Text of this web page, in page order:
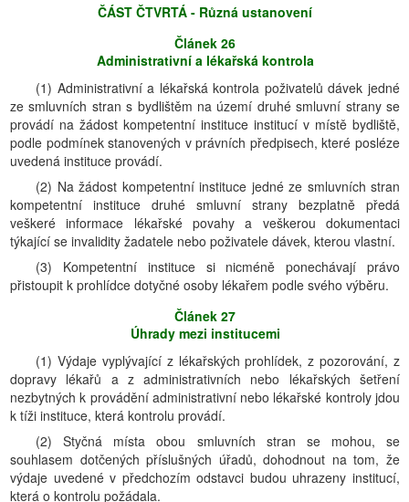
ČÁST ČTVRTÁ - Různá ustanovení
Článek 26
Administrativní a lékařská kontrola
(1) Administrativní a lékařská kontrola poživatelů dávek jedné
ze smluvních stran s bydlištěm na území druhé smluvní strany se
provádí na žádost kompetentní instituce institucí v místě bydliště,
podle podmínek stanovených v právních předpisech, které posléze
uvedená instituce provádí.
(2) Na žádost kompetentní instituce jedné ze smluvních stran
kompetentní instituce druhé smluvní strany bezplatně předá
veškeré informace lékařské povahy a veškerou dokumentaci
týkající se invalidity žadatele nebo poživatele dávek, kterou vlastní.
(3) Kompetentní instituce si nicméně ponechávají právo
přistoupit k prohlídce dotyčné osoby lékařem podle svého výběru.
Článek 27
Úhrady mezi institucemi
(1) Výdaje vyplývající z lékařských prohlídek, z pozorování, z
dopravy lékařů a z administrativních nebo lékařských šetření
nezbytných k provádění administrativní nebo lékařské kontroly jdou
k tíži instituce, která kontrolu provádí.
(2) Styčná místa obou smluvních stran se mohou, se
souhlasem dotčených příslušných úřadů, dohodnout na tom, že
výdaje uvedené v předchozím odstavci budou uhrazeny institucí,
která o kontrolu požádala.